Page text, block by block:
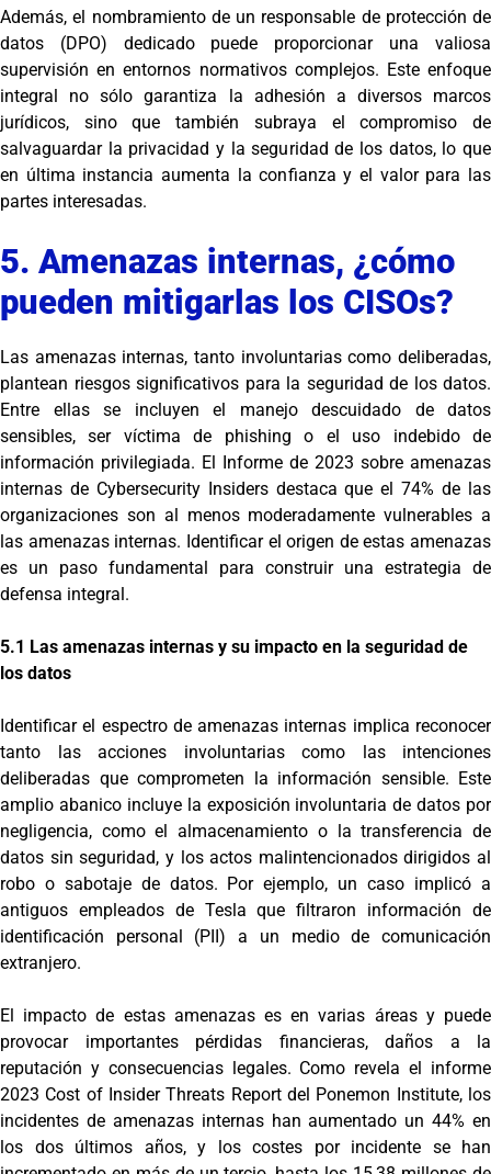
Además, el nombramiento de un responsable de protección de
datos (DPO) dedicado puede proporcionar una valiosa
supervisión en entornos normativos complejos. Este enfoque
integral no sólo garantiza la adhesión a diversos marcos
jurídicos, sino que también subraya el compromiso de
salvaguardar la privacidad y la seguridad de los datos, lo que
en última instancia aumenta la confianza y el valor para las
partes interesadas.
5. Amenazas internas, ¿cómo
pueden mitigarlas los CISOs?
Las amenazas internas, tanto involuntarias como deliberadas,
plantean riesgos significativos para la seguridad de los datos.
Entre ellas se incluyen el manejo descuidado de datos
sensibles, ser víctima de phishing o el uso indebido de
información privilegiada. El Informe de 2023 sobre amenazas
internas de Cybersecurity Insiders destaca que el 74% de las
organizaciones son al menos moderadamente vulnerables a
las amenazas internas. Identificar el origen de estas amenazas
es un paso fundamental para construir una estrategia de
defensa integral.
5.1 Las amenazas internas y su impacto en la seguridad de
los datos
Identificar el espectro de amenazas internas implica reconocer
tanto las acciones involuntarias como las intenciones
deliberadas que comprometen la información sensible. Este
amplio abanico incluye la exposición involuntaria de datos por
negligencia, como el almacenamiento o la transferencia de
datos sin seguridad, y los actos malintencionados dirigidos al
robo o sabotaje de datos. Por ejemplo, un caso implicó a
antiguos empleados de Tesla que filtraron información de
identificación personal (PII) a un medio de comunicación
extranjero.
El impacto de estas amenazas es en varias áreas y puede
provocar importantes pérdidas financieras, daños a la
reputación y consecuencias legales. Como revela el informe
2023 Cost of Insider Threats Report del Ponemon Institute, los
incidentes de amenazas internas han aumentado un 44% en
los dos últimos años, y los costes por incidente se han